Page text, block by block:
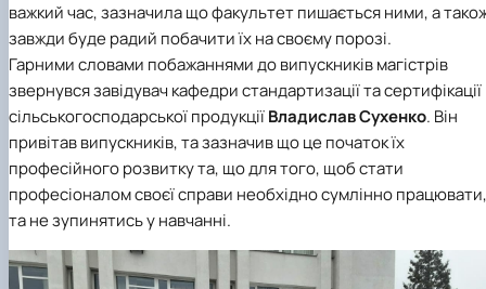
важкий час, зазначила що факультет пишається ними, а
завжди буде радий побачити їх на своєму порозі.
Гарними словами побажаннями до випускників магістрів
звернувся завідувач кафедри стандартизації та сертифікації
сільськогосподарської продукціїВладислав Сухенко. Він
привітав випускників, та зазначив що це початок їх
професійного розвитку та, що для того, щоб стати
професіоналом своєї справи необхідно сумлінно працювати,
та не зупинятись у навчанні.